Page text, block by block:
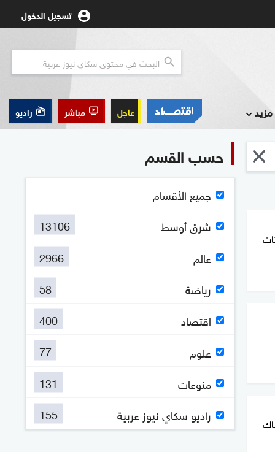
تسجيل الدخول
مزيد عاجل مباشر راديو
حسب القسم
جميع الأقسام
شرق أوسط
13106
عالم
2966
رياضة
58
اقتصاد
400
علوم
77
منوعات
131
راديو سكاي نيوز عربية
155